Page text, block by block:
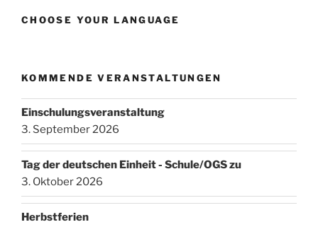
CHOOSE YOUR LANGUAGE
KOMMENDE VERANSTALTUNGEN
Einschulungsveranstaltung
3. September 2026
Tag der deutschen Einheit - Schule/OGS zu
3. Oktober 2026
Herbstferien